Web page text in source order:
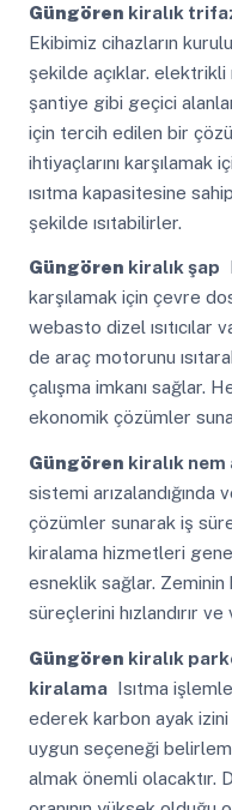
Güngören kiralık
Ekibimiz cihazların
şekilde açıklar. elektrikli
şantiye gibi geçici
için tercih edilen bir
ihtiyaçlarını
ısıtma kapasitesine
şekilde ısıtabilirler.
Güngören kiralık şap
karşılamak için çevre
webasto dizel ısıtıcılar
de araç motorunu
çalışma imkanı sağlar.
ekonomik çözümler
Güngören kiralık nem
sistemi arızalandığında
çözümler sunarak iş
kiralama hizmetleri
esneklik sağlar. Zeminin
süreçlerini hızlandırır ve
Güngören kiralık
kiralamaIsıtma
ederek karbon ayak izini
uygun seçeneği
almak önemli olacaktır.